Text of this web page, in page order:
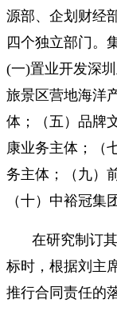
源部、企划财经
四个独立部门。
(一)置业开发深
旅景区营地海洋
体；（五）品牌
康业务主体；（
务主体；（九）
（十）中裕冠
在研究制订
标时，根据刘主
推行合同责任的